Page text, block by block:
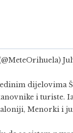
dijelovima
i turiste.
Menorki i